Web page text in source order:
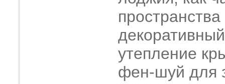
пространства
утепление
фен-шуй для